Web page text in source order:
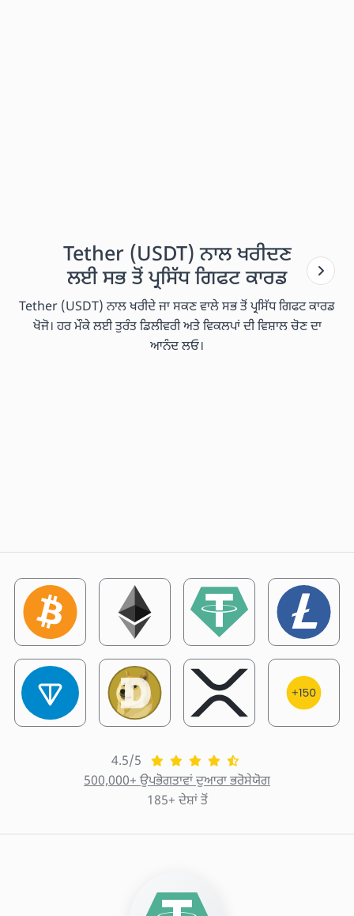
Tether (USDT) ਨਾਲ ਖਰੀਦਣ
ਲਈ ਸਭ ਤੋਂ ਪ੍ਰਸਿੱਧ ਗਿਫਟ ਕਾਰਡ
Tether (USDT) ਨਾਲ ਖਰੀਦੇ ਜਾ ਸਕਣ ਵਾਲੇ ਸਭ ਤੋਂ ਪ੍ਰਸਿੱਧ ਗਿਫਟ ਕਾਰਡ
ਖੋਜੋ। ਹਰ ਮੌਕੇ ਲਈ ਤੁਰੰਤ ਡਿਲੀਵਰੀ ਅਤੇ ਵਿਕਲਪਾਂ ਦੀ ਵਿਸ਼ਾਲ ਚੋਣ ਦਾ
ਆਨੰਦ ਲਓ।
4.5/5
500,000+ ਉਪਭੋਗਤਾਵਾਂ ਦੁਆਰਾ ਭਰੋਸੇਯੋਗ
185+ ਦੇਸ਼ਾਂ ਤੋਂ